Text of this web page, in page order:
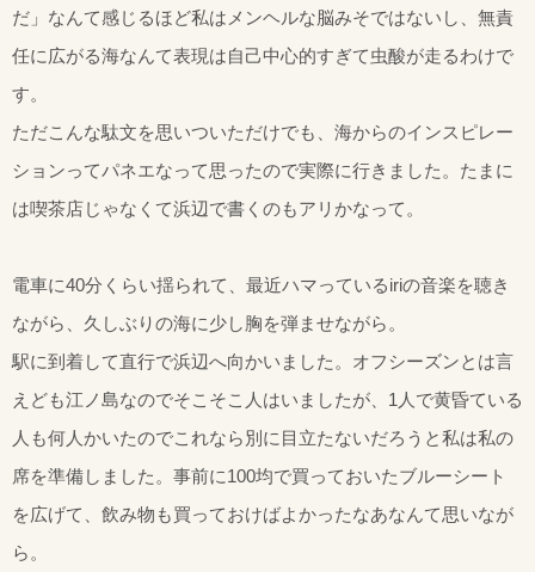
だ」なんて感じるほど私はメンヘルな脳みそではないし、無責
任に広がる海なんて表現は自己中心的すぎて虫酸が走るわけで
す。
ただこんな駄文を思いついただけでも、海からのインスピレー
ションってパネエなって思ったので実際に行きました。たまに
は喫茶店じゃなくて浜辺で書くのもアリかなって。
電車に40分くらい揺られて、最近ハマっているiriの音楽を聴き
ながら、久しぶりの海に少し胸を弾ませながら。
駅に到着して直行で浜辺へ向かいました。オフシーズンとは言
えども江ノ島なのでそこそこ人はいましたが、1人で黄昏ている
人も何人かいたのでこれなら別に目立たないだろうと私は私の
席を準備しました。事前に100均で買っておいたブルーシート
を広げて、飲み物も買っておけばよかったなあなんて思いなが
ら。